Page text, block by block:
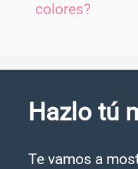
colores?
Hazlo tú
Te vamos a